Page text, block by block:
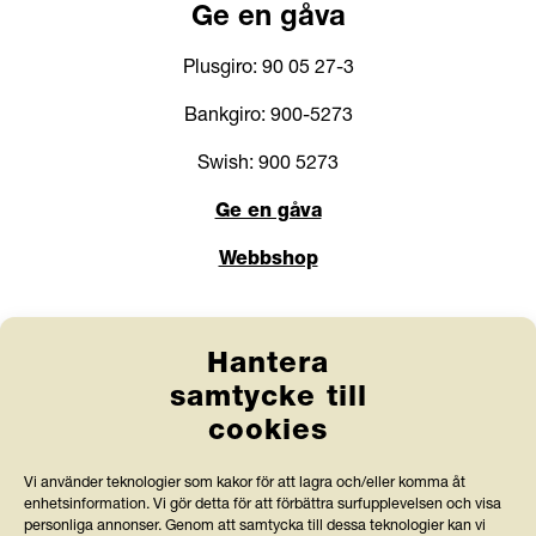
Hantera
samtycke till
cookies
Vi använder teknologier som kakor för att lagra och/eller komma åt
enhetsinformation. Vi gör detta för att förbättra surfupplevelsen och visa
personliga annonser. Genom att samtycka till dessa teknologier kan vi
samt disciplinära åtgärder, i de länder företaget
Ge en gåva
Plusgiro: 90 05 27-3
Bankgiro: 900-5273
Swish: 900 5273
Ge en gåva
Webbshop
Anlita Friends
Jobba hos oss
Prenumerera på nyhetsbrev
Press och rapporter